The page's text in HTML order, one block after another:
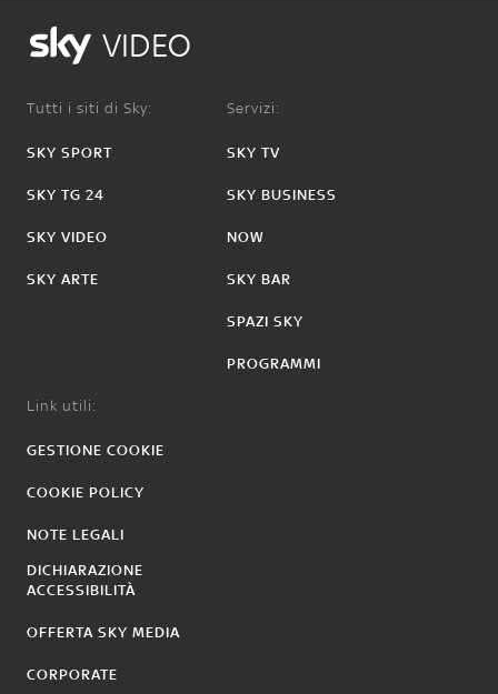
VIDEO
Tutti i siti di Sky:
SKY SPORT
SKY TG 24
SKY VIDEO
SKY ARTE
Servizi:
SKY TV
SKY BUSINESS
NOW
SKY BAR
SPAZI SKY
PROGRAMMI
Link utili:
GESTIONE COOKIE
COOKIE POLICY
NOTE LEGALI
DICHIARAZIONE
ACCESSIBILITÀ
OFFERTA SKY MEDIA
CORPORATE